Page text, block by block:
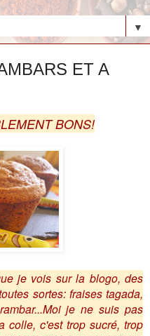
▼
ET A
BONS!
je vois sur la blogo, des
sortes: fraises tagada,
je ne suis pas
colle, c'est trop sucré, trop